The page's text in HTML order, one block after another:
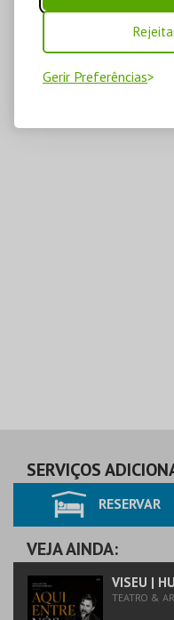
Gerir Preferências
SERVIÇOS
RESERVAR
VEJA AINDA:
VISEU |
TEATRO &